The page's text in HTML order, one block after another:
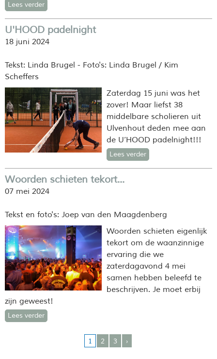
Lees verder
U'HOOD padelnight
18 juni 2024
Tekst: Linda Brugel - Foto's: Linda Brugel / Kim
Scheffers
Zaterdag 15 juni was het
zover! Maar liefst 38
middelbare scholieren uit
Ulvenhout deden mee aan
de U’HOOD padelnight!!!
Lees verder
Woorden schieten tekort...
07 mei 2024
Tekst en foto's: Joep van den Maagdenberg
Woorden schieten eigenlijk
tekort om de waanzinnige
ervaring die we
zaterdagavond 4 mei
samen hebben beleefd te
beschrijven. Je moet erbij
zijn geweest!
Lees verder
1 2 3 ›